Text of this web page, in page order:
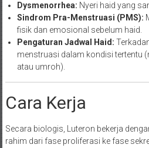
Dysmenorrhea: Nyeri haid yang
Sindrom Pra-Menstruasi (PMS):
fisik dan emosional sebelum haid.
Pengaturan Jadwal Haid:
menstruasi dalam kondisi tertentu
atau umroh).
Cara Kerja
Secara biologis, Luteron bekerja
rahim dari fase proliferasi ke fase